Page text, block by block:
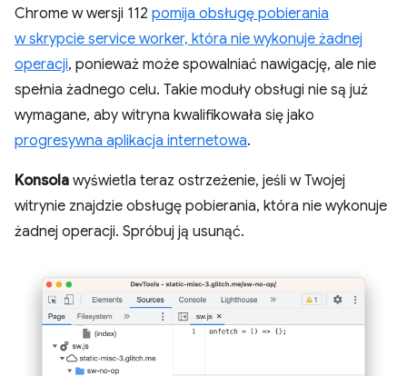
Chrome w wersji 112 pomija obsługę pobierania
w skrypcie service worker, która nie wykonuje żadnej
operacji, ponieważ może spowalniać nawigację, ale nie
spełnia żadnego celu. Takie moduły obsługi nie są już
wymagane, aby witryna kwalifikowała się jako
progresywna aplikacja internetowa.
Konsola wyświetla teraz ostrzeżenie, jeśli w Twojej
witrynie znajdzie obsługę pobierania, która nie wykonuje
żadnej operacji. Spróbuj ją usunąć.